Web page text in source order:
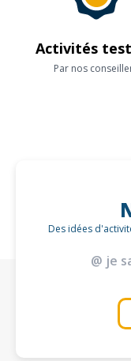
Activités
Par nos
Des idées